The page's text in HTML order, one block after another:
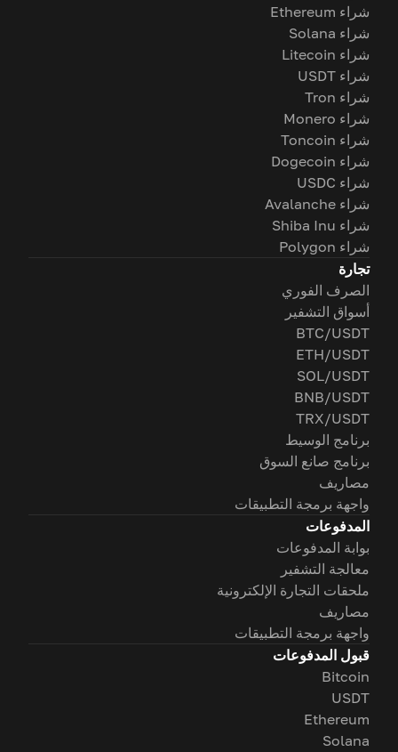
شراء Ethereum
شراء Solana
شراء Litecoin
شراء USDT
شراء Tron
شراء Monero
شراء Toncoin
شراء Dogecoin
شراء USDC
شراء Avalanche
شراء Shiba Inu
شراء Polygon
تجارة
الصرف الفوري
أسواق التشفير
BTC/USDT
ETH/USDT
SOL/USDT
BNB/USDT
TRX/USDT
برنامج الوسيط
برنامج صانع السوق
مصاريف
واجهة برمجة التطبيقات
المدفوعات
بوابة المدفوعات
معالجة التشفير
ملحقات التجارة الإلكترونية
مصاريف
واجهة برمجة التطبيقات
قبول المدفوعات
Bitcoin
USDT
Ethereum
Solana